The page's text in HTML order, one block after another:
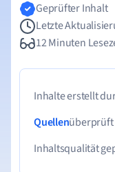
Geprüfter Inhalt
Letzte
12 Minuten
Inhalte erstellt
Quellenüberprüft
Inhaltsqualität